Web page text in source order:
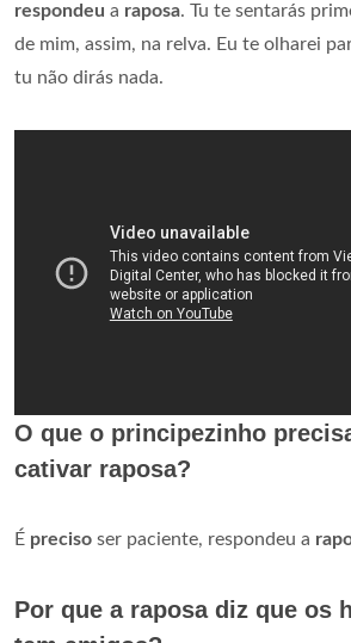
respondeu a raposa. Tu te sentarás
de mim, assim, na relva. Eu te olharei
tu não dirás nada.
O que o principezinho
cativar raposa?
É preciso ser paciente, respondeu a
Por que a raposa diz que os